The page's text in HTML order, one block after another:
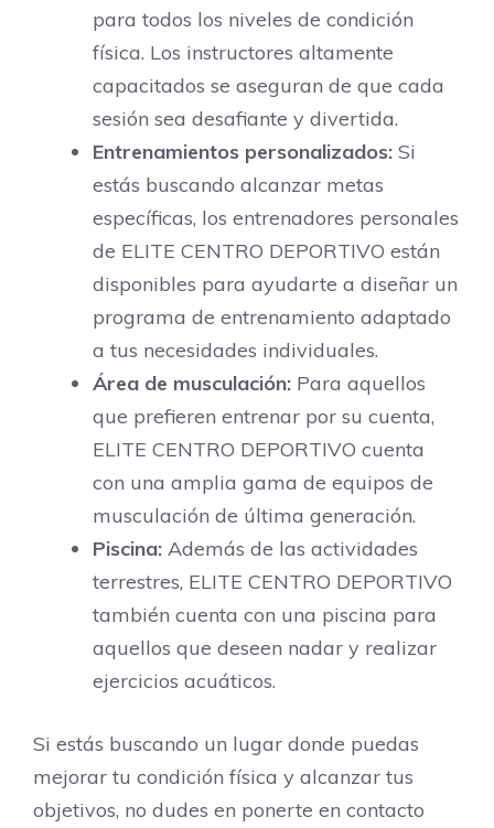
para todos los niveles de condición
física. Los instructores altamente
capacitados se aseguran de que cada
sesión sea desafiante y divertida.
Entrenamientos personalizados: Si
estás buscando alcanzar metas
específicas, los entrenadores personales
de ELITE CENTRO DEPORTIVO están
disponibles para ayudarte a diseñar un
programa de entrenamiento adaptado
a tus necesidades individuales.
Área de musculación: Para aquellos
que prefieren entrenar por su cuenta,
ELITE CENTRO DEPORTIVO cuenta
con una amplia gama de equipos de
musculación de última generación.
Piscina: Además de las actividades
terrestres, ELITE CENTRO DEPORTIVO
también cuenta con una piscina para
aquellos que deseen nadar y realizar
ejercicios acuáticos.
Si estás buscando un lugar donde puedas
mejorar tu condición física y alcanzar tus
objetivos, no dudes en ponerte en contacto